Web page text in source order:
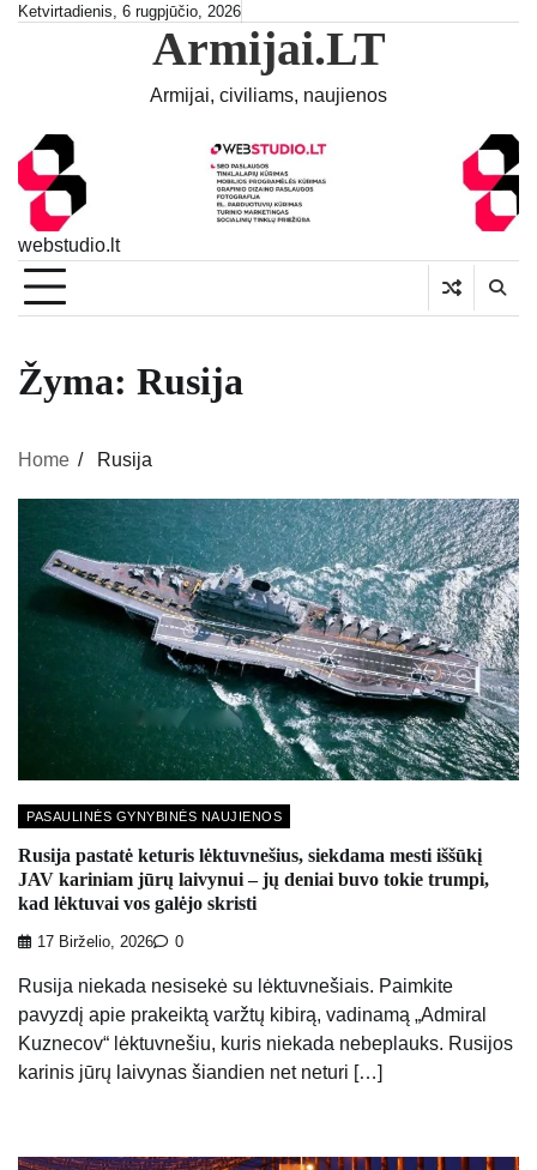
SkipKetvirtadienis, 6 rugpjūčio, 2026
Armijai.LT
Armijai, civiliams, naujienos
webstudio.lt
Žyma: Rusija
Home Rusija
PASAULINĖS GYNYBINĖS NAUJIENOS
Rusija pastatė keturis lėktuvnešius, siekdama mesti iššūkį
JAV kariniam jūrų laivynui – jų deniai buvo tokie trumpi,
kad lėktuvai vos galėjo skristi
17 Birželio, 2026 0
Rusija niekada nesisekė su lėktuvnešiais. Paimkite
pavyzdį apie prakeiktą varžtų kibirą, vadinamą „Admiral
Kuznecov“ lėktuvnešiu, kuris niekada nebeplauks. Rusijos
karinis jūrų laivynas šiandien net neturi […]